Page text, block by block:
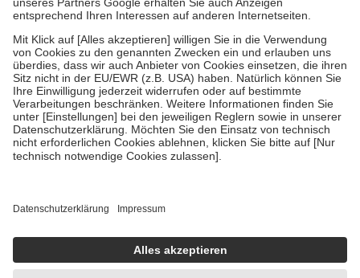
Um das Engagement der Versicherten für ihre eigene Gesundheit zu
stärken und die besondere Stellung der Familie zu unterstützen,
fallenkeine Zuzahlungenan bei:
• Kindern und Jugendlichen bis zum vollendeten 18. Lebensjahr
mit Ausnahme der Fahrkosten
• Untersuchungen zur Vorsorge und Früherkennung, die von der
GKV getragen werden
• empfohlenen Schutzimpfungen
• Harn- und Blutteststreifen
getroffen, um sicherzustellen, dass es sich um echte Bewertungen
https://help.etrusted.com/hc/de/articles/4419944605341
Einige Bilder und Inhalte wurden unter Zuhilfenahme künstlicher